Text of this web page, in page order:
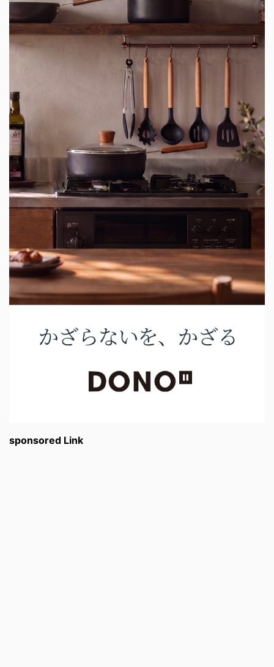
sponsored Link